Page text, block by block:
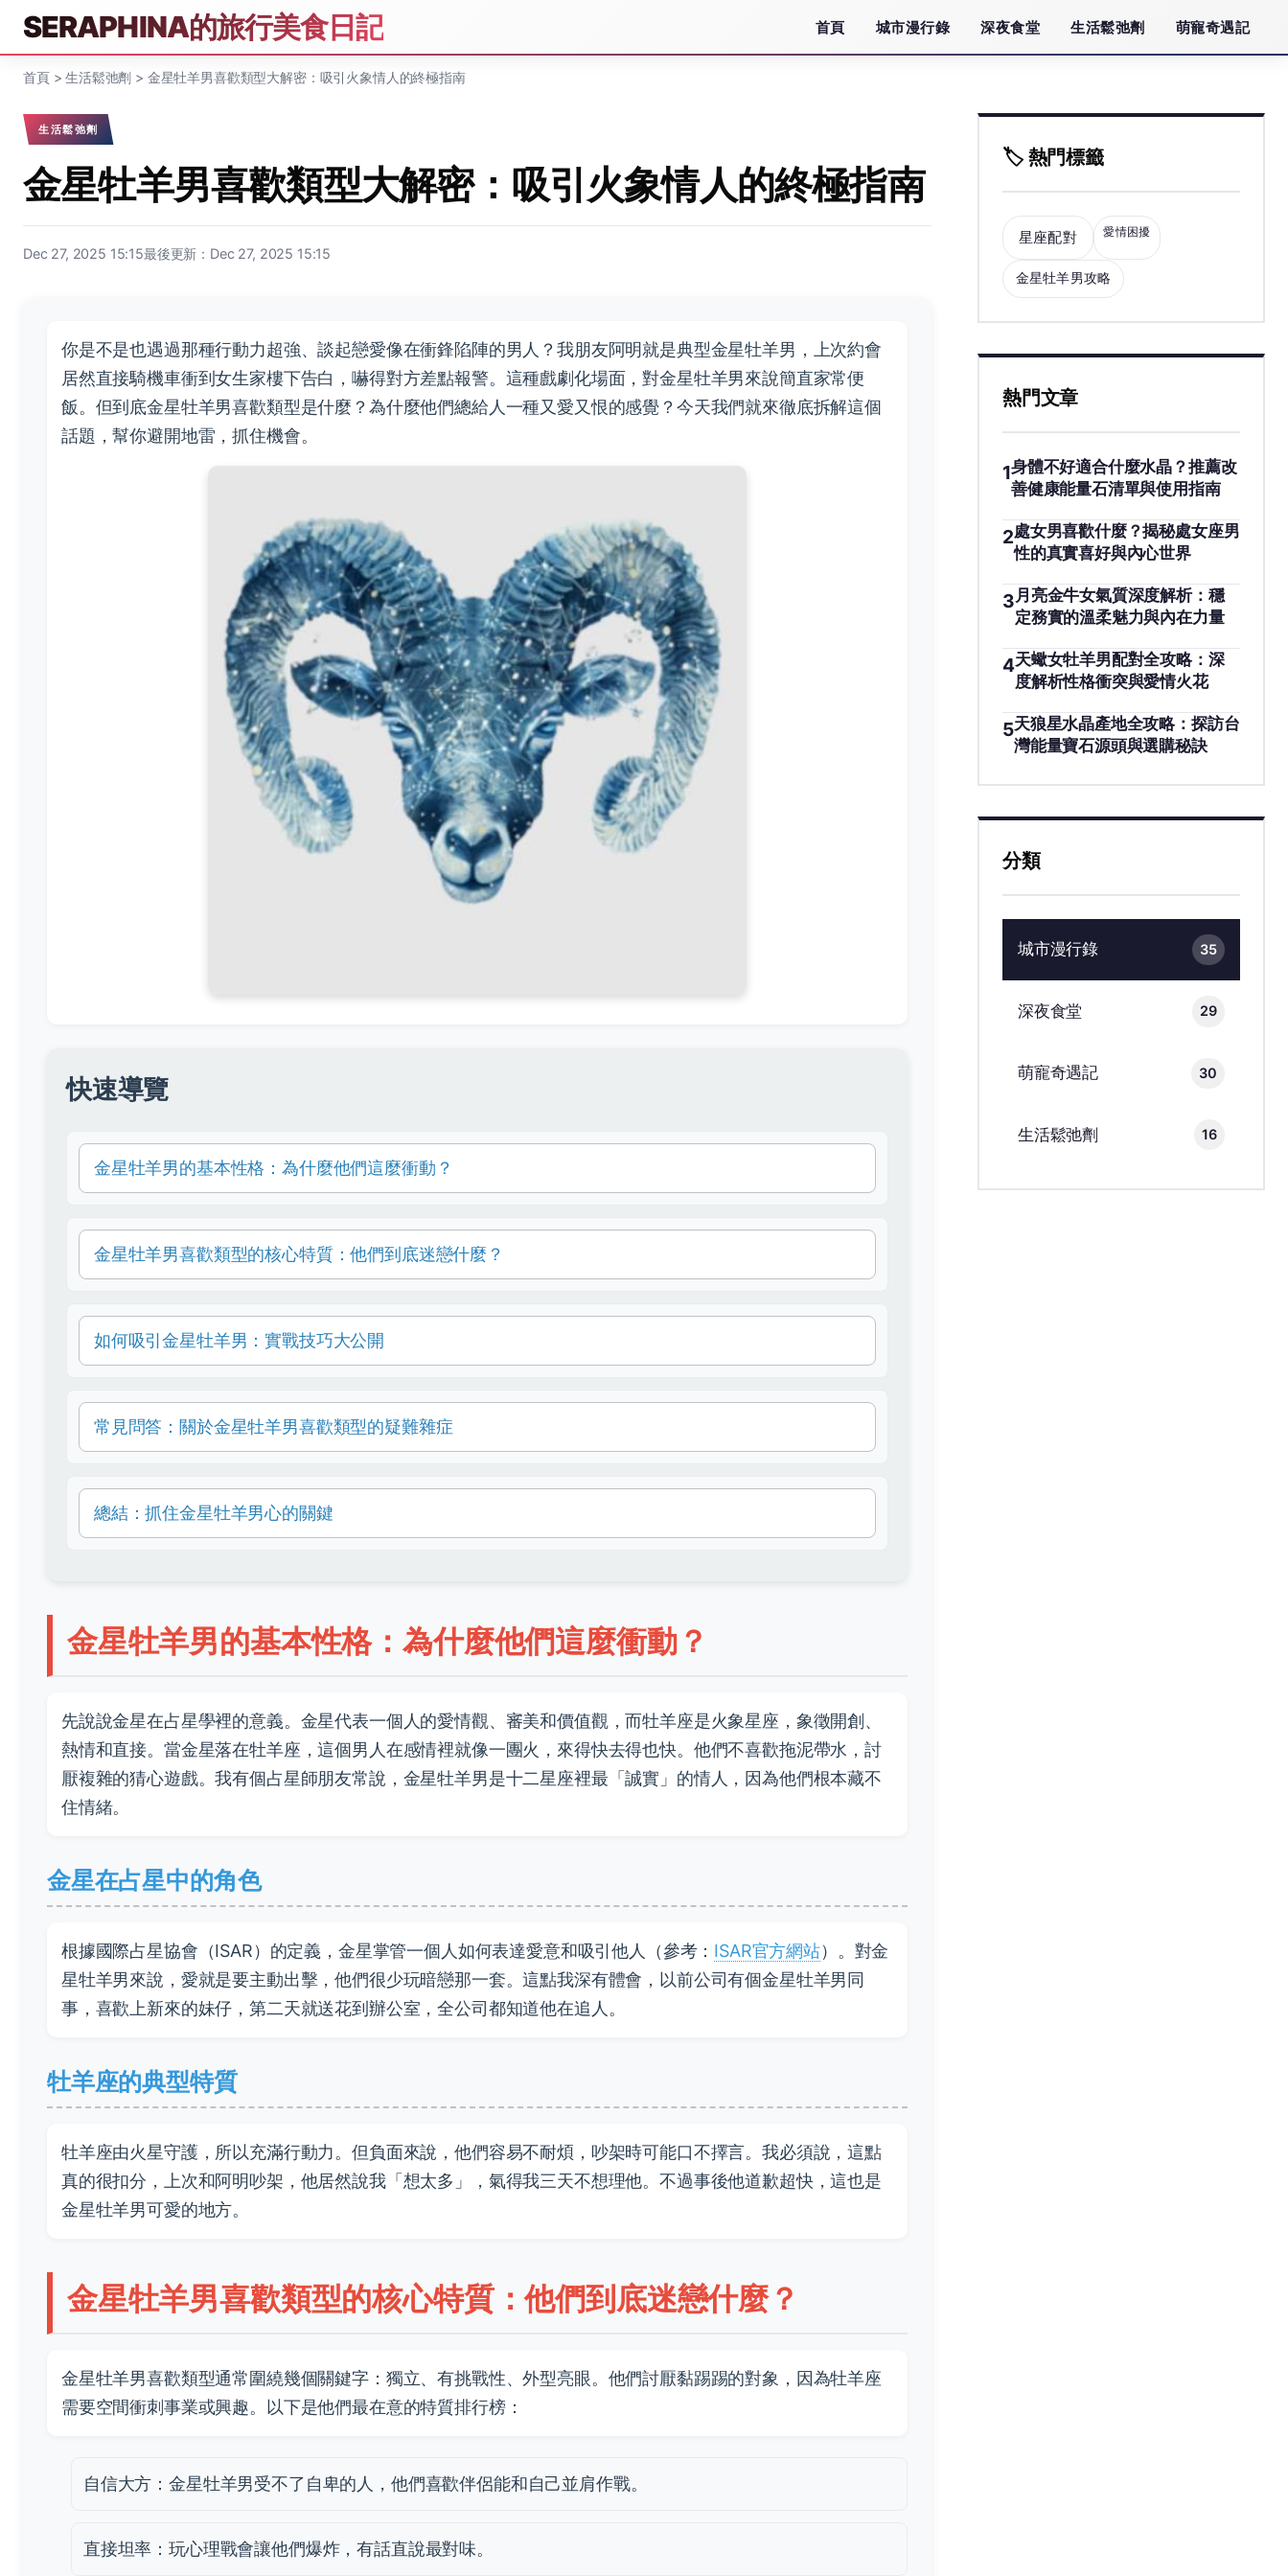
SERAPHINA的旅行美食日記 首頁 城市漫行錄 深夜食堂 生活鬆弛劑 萌寵奇遇記
首頁>生活鬆弛劑 > 金星牡羊男喜歡類型大解密：吸引火象情人的終極指南
生活鬆弛劑
金星牡羊男喜歡類型大解密：吸引火象情人的終極指南
Dec 27, 2025 15:15最後更新：Dec 27, 2025 15:15
你是不是也遇過那種行動力超強、談起戀愛像在衝鋒陷陣的男人？我朋友阿明就是典型金星牡羊男，上次約會
居然直接騎機車衝到女生家樓下告白，嚇得對方差點報警。這種戲劇化場面，對金星牡羊男來說簡直家常便
飯。但到底金星牡羊男喜歡類型是什麼？為什麼他們總給人一種又愛又恨的感覺？今天我們就來徹底拆解這個
話題，幫你避開地雷，抓住機會。
快速導覽
金星牡羊男的基本性格：為什麼他們這麼衝動？
金星牡羊男喜歡類型的核心特質：他們到底迷戀什麼？
如何吸引金星牡羊男：實戰技巧大公開
常見問答：關於金星牡羊男喜歡類型的疑難雜症
總結：抓住金星牡羊男心的關鍵
金星牡羊男的基本性格：為什麼他們這麼衝動？
先說說金星在占星學裡的意義。金星代表一個人的愛情觀、審美和價值觀，而牡羊座是火象星座，象徵開創、
熱情和直接。當金星落在牡羊座，這個男人在感情裡就像一團火，來得快去得也快。他們不喜歡拖泥帶水，討
厭複雜的猜心遊戲。我有個占星師朋友常說，金星牡羊男是十二星座裡最「誠實」的情人，因為他們根本藏不
住情緒。
金星在占星中的角色
根據國際占星協會（ISAR）的定義，金星掌管一個人如何表達愛意和吸引他人（參考： ISAR官方網站）。對金
星牡羊男來說，愛就是要主動出擊，他們很少玩暗戀那一套。這點我深有體會，以前公司有個金星牡羊男同
事，喜歡上新來的妹仔，第二天就送花到辦公室，全公司都知道他在追人。
牡羊座的典型特質
牡羊座由火星守護，所以充滿行動力。但負面來說，他們容易不耐煩，吵架時可能口不擇言。我必須說，這點
真的很扣分，上次和阿明吵架，他居然說我「想太多」，氣得我三天不想理他。不過事後他道歉超快，這也是
金星牡羊男可愛的地方。
金星牡羊男喜歡類型的核心特質：他們到底迷戀什麼？
金星牡羊男喜歡類型通常圍繞幾個關鍵字：獨立、有挑戰性、外型亮眼。他們討厭黏踢踢的對象，因為牡羊座
需要空間衝刺事業或興趣。以下是他們最在意的特質排行榜：
自信大方：金星牡羊男受不了自卑的人，他們喜歡伴侶能和自己並肩作戰。
直接坦率：玩心理戰會讓他們爆炸，有話直說最對味。
🏷️ 熱門標籤
星座配對 愛情困擾
金星牡羊男攻略
熱門文章
1身體不好適合什麼水晶？推薦改
善健康能量石清單與使用指南
2處女男喜歡什麼？揭秘處女座男
性的真實喜好與內心世界
3 月亮金牛女氣質深度解析：穩
定務實的溫柔魅力與內在力量
4天蠍女牡羊男配對全攻略：深
度解析性格衝突與愛情火花
5天狼星水晶產地全攻略：探訪台
灣能量寶石源頭與選購秘訣
分類
城市漫行錄 35
深夜食堂 29
萌寵奇遇記 30
生活鬆弛劑 16